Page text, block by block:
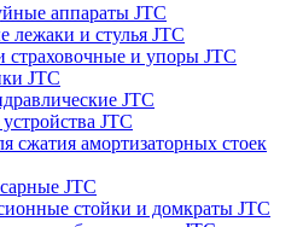
аппараты JTC
лежаки и стулья JTC
страховочные и упоры JTC
JTC
JTC
JTC
сжатия амортизаторных стоек
JTC
стойки и домкраты JTC